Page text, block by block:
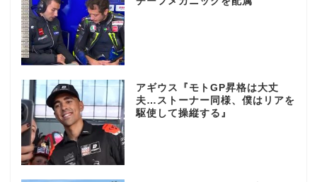
アギウス『モトGP昇格は大丈
夫…ストーナー同様、僕はリアを
駆使して操縦する』